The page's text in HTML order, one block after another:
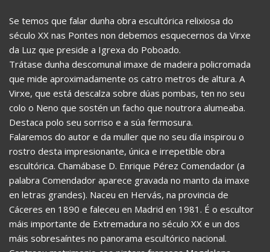
Se temos que falar dunha obra escultórica relixiosa do
século XX nas Pontes non debemos esquecernos da Virxe
da Luz que preside a Igrexa do Poboado.
Trátase dunha descomunal imaxe de madeira policromada
que mide aproximadamente os catro metros de altura. A
Virxe, que está descalza sobre dúas pombas, ten no seu
colo o Neno que sostén un facho que noutrora alumeaba.
Destaca polo seu sorriso e a súa fermosura.
Falaremos do autor e da muller que no seu día inspirou o
rostro desta impresionante, única e irrepetible obra
escultórica. Chamábase D. Enrique Pérez Comendador (a
palabra Comendador aparece gravada no manto da imaxe
en letras grandes). Naceu en Hervás, na provincia de
Cáceres en 1890 e faleceu en Madrid en 1981. É o escultor
máis importante de Extremadura no século XX e un dos
máis sobresaíntes no panorama escultórico nacional.